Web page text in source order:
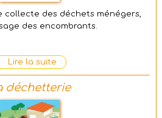
collecte des déchets ménégers,
des encombrants.
Lire la suite
déchetterie